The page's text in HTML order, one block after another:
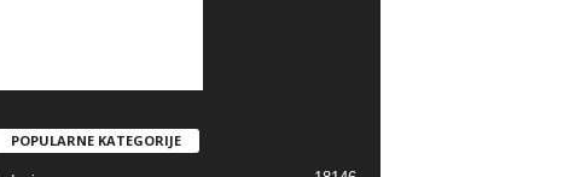
POPULARNE KATEGORIJE